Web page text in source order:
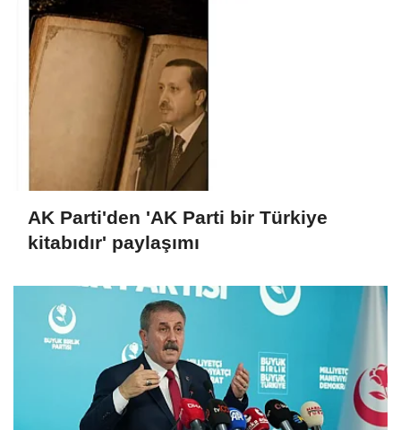
AK Parti'den 'AK Parti bir Türkiye
kitabıdır' paylaşımı